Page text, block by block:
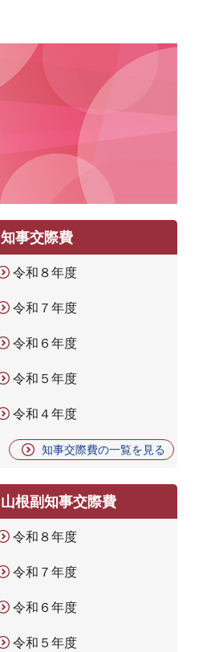
知事交際費
令和８年度
令和７年度
令和６年度
令和５年度
令和４年度
知事交際費の一覧を見る
山根副知事交際費
令和８年度
令和７年度
令和６年度
令和５年度